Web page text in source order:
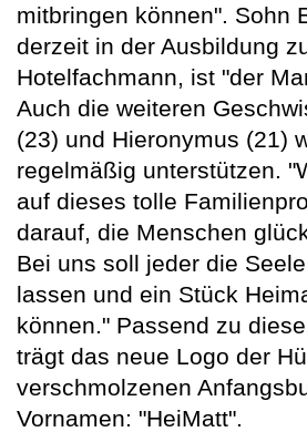
mitbringen können". Sohn
derzeit in der Ausbildung
Hotelfachmann, ist "der
Auch die weiteren
(23) und Hieronymus (21)
regelmäßig unterstützen.
auf dieses tolle
darauf, die Menschen
Bei uns soll jeder die
lassen und ein Stück
können." Passend zu
trägt das neue Logo der
verschmolzenen
Vornamen: "HeiMatt".